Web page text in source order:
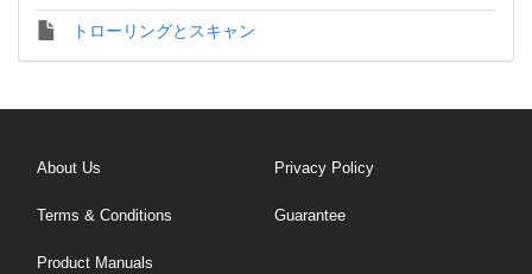
トローリングとスキャン
About Us Privacy Policy
Terms & Conditions Guarantee
Product Manuals